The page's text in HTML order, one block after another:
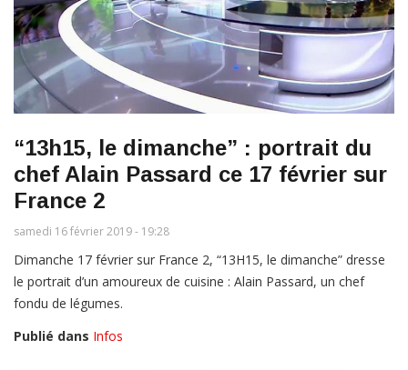
“13h15, le dimanche” : portrait du
chef Alain Passard ce 17 février sur
France 2
samedi 16 février 2019 - 19:28
Dimanche 17 février sur France 2, “13H15, le dimanche” dresse
le portrait d’un amoureux de cuisine : Alain Passard, un chef
fondu de légumes.
Publié dans Infos